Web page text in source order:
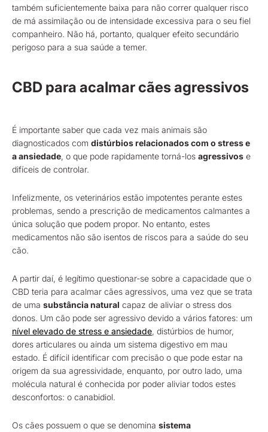
também suficientemente baixa para não correr qualquer risco
de má assimilação ou de intensidade excessiva para o seu fiel
companheiro. Não há, portanto, qualquer efeito secundário
perigoso para a sua saúde a temer.
CBD para acalmar cães agressivos
É importante saber que cada vez mais animais são
diagnosticados com distúrbios relacionados com o stress e
a ansiedade, o que pode rapidamente torná-los agressivos e
difíceis de controlar.
Infelizmente, os veterinários estão impotentes perante estes
problemas, sendo a prescrição de medicamentos calmantes a
única solução que podem propor. No entanto, estes
medicamentos não são isentos de riscos para a saúde do seu
cão.
A partir daí, é legítimo questionar-se sobre a capacidade que o
CBD teria para acalmar cães agressivos, uma vez que se trata
de uma substância natural capaz de aliviar o stress dos
donos. Um cão pode ser agressivo devido a vários fatores: um
nível elevado de stress e ansiedade, distúrbios de humor,
dores articulares ou ainda um sistema digestivo em mau
estado. É difícil identificar com precisão o que pode estar na
origem da sua agressividade, enquanto, por outro lado, uma
molécula natural é conhecida por poder aliviar todos estes
desconfortos: o canabidiol.
Os cães possuem o que se denomina sistema